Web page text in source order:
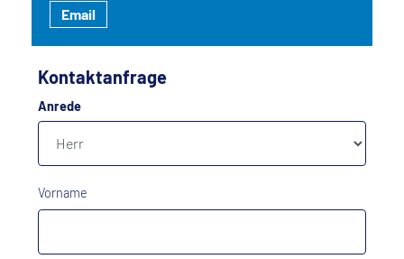
Email
Kontaktanfrage
Anrede
Vorname